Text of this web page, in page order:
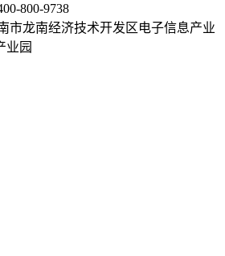
800-9738
市龙南经济技术开发区电子信息产业
业园